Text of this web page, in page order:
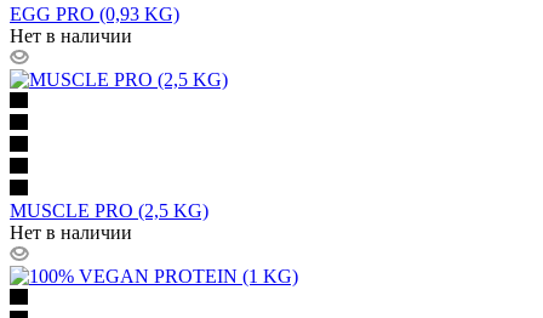
EGG PRO (0,93 KG)
Нет в наличии
MUSCLE PRO (2,5 KG)
Нет в наличии